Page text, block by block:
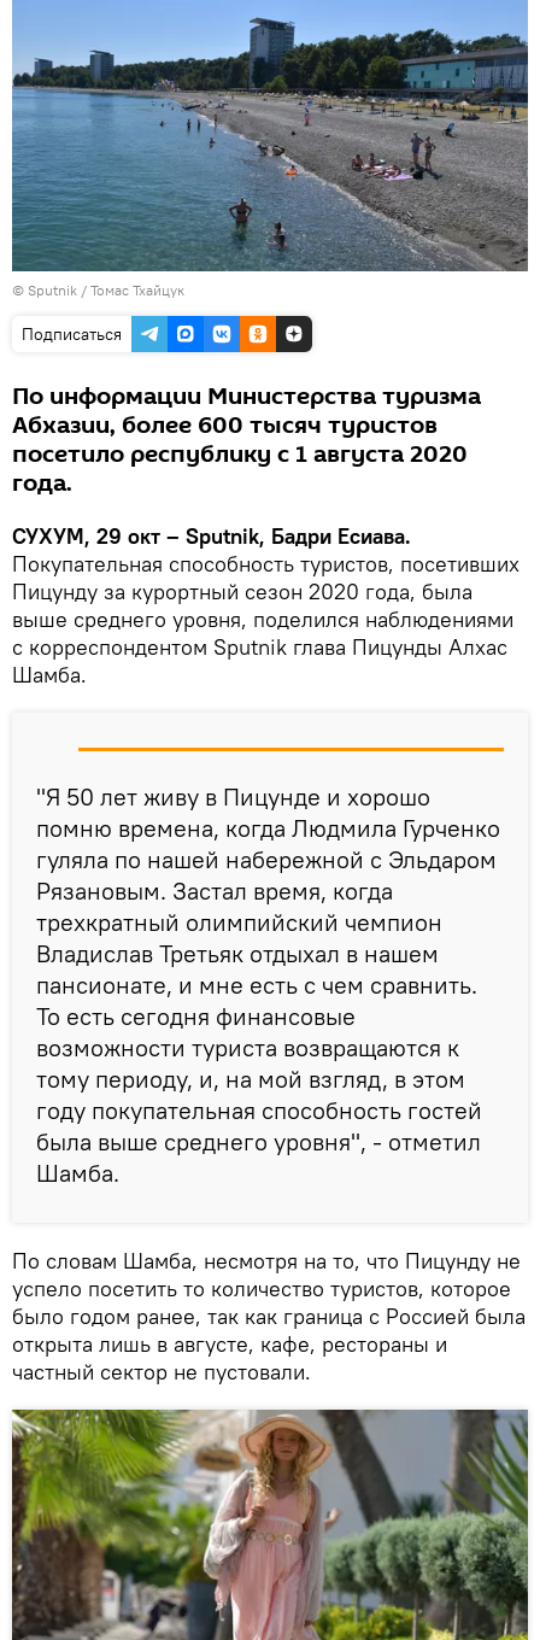
© Sputnik / Томас Тхайцук
Подписаться
По информации Министерства туризма
Абхазии, более 600 тысяч туристов
посетило республику с 1 августа 2020
года.
СУХУМ, 29 окт – Sputnik, Бадри Есиава.
Покупательная способность туристов, посетивших
Пицунду за курортный сезон 2020 года, была
выше среднего уровня, поделился наблюдениями
с корреспондентом Sputnik глава Пицунды Алхас
Шамба.
"Я 50 лет живу в Пицунде и хорошо
помню времена, когда Людмила Гурченко
гуляла по нашей набережной с Эльдаром
Рязановым. Застал время, когда
трехкратный олимпийский чемпион
Владислав Третьяк отдыхал в нашем
пансионате, и мне есть с чем сравнить.
То есть сегодня финансовые
возможности туриста возвращаются к
тому периоду, и, на мой взгляд, в этом
году покупательная способность гостей
была выше среднего уровня", - отметил
Шамба.
По словам Шамба, несмотря на то, что Пицунду не
успело посетить то количество туристов, которое
было годом ранее, так как граница с Россией была
открыта лишь в августе, кафе, рестораны и
частный сектор не пустовали.